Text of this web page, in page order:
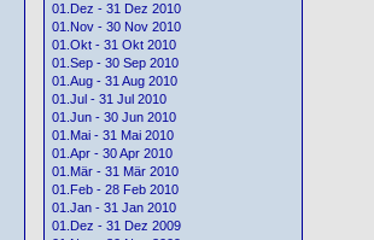
01.Dez - 31 Dez 2010
01.Nov - 30 Nov 2010
01.Okt - 31 Okt 2010
01.Sep - 30 Sep 2010
01.Aug - 31 Aug 2010
01.Jul - 31 Jul 2010
01.Jun - 30 Jun 2010
01.Mai - 31 Mai 2010
01.Apr - 30 Apr 2010
01.Mär - 31 Mär 2010
01.Feb - 28 Feb 2010
01.Jan - 31 Jan 2010
01.Dez - 31 Dez 2009